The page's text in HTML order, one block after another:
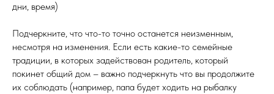
дни, время)
Подчеркните, что что-то точно останется неизменным,
несмотря на изменения. Если есть какие-то семейные
традиции, в которых задействован родитель, который
покинет общий дом – важно подчеркнуть что вы продолжите
их соблюдать (например, папа будет ходить на рыбалку